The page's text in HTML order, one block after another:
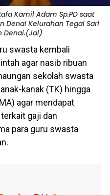
Kamil Adam Sp.PD saat
Denai Kelurahan Tegal Sari
Denai.(Jal)
swasta kembali
agar nasib ribuan
sekolah swasta
kanak (TK) hingga
agar mendapat
gaji dan
para guru swasta